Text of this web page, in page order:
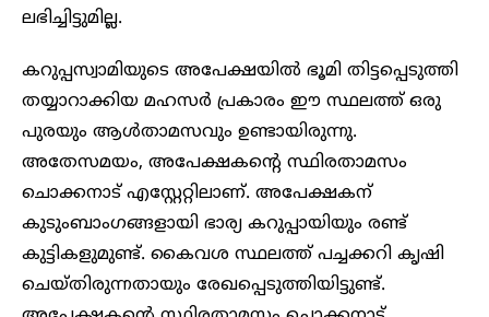
ലഭിച്ചിട്ടുമില്ല.
കറുപ്പസ്വാമിയുടെ അപേക്ഷയിൽ ഭൂമി തിട്ടപ്പെടുത്തി
തയ്യാറാക്കിയ മഹസർ പ്രകാരം ഈ സ്ഥലത്ത് ഒരു
പുരയും ആൾതാമസവും ഉണ്ടായിരുന്നു.
അതേസമയം, അപേക്ഷകന്റെ സ്ഥിരതാമസം
ചൊക്കനാട് എസ്റ്റേറ്റിലാണ്. അപേക്ഷകന്
കുടുംബാംഗങ്ങളായി ഭാര്യ കറുപ്പായിയും രണ്ട്
കുട്ടികളുമുണ്ട്. കൈവശ സ്ഥലത്ത് പച്ചക്കറി കൃഷി
ചെയ്തിരുന്നതായും രേഖപ്പെടുത്തിയിട്ടുണ്ട്.